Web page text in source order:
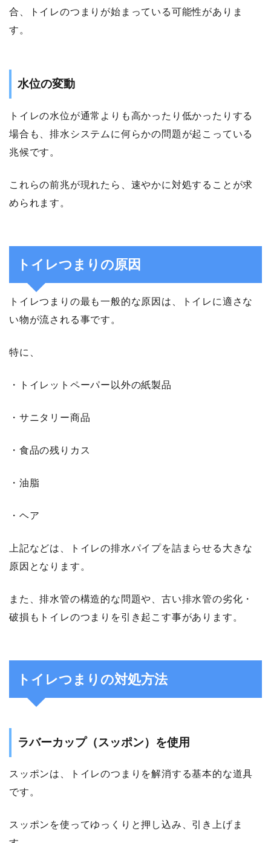
合、トイレのつまりが始まっている可能性がありま
す。
水位の変動
トイレの水位が通常よりも高かったり低かったりする
場合も、排水システムに何らかの問題が起こっている
兆候です。
これらの前兆が現れたら、速やかに対処することが求
められます。
トイレつまりの原因
トイレつまりの最も一般的な原因は、トイレに適さな
い物が流される事です。
特に、
・トイレットペーパー以外の紙製品
・サニタリー商品
・食品の残りカス
・油脂
・ヘア
上記などは、トイレの排水パイプを詰まらせる大きな
原因となります。
また、排水管の構造的な問題や、古い排水管の劣化・
破損もトイレのつまりを引き起こす事があります。
トイレつまりの対処方法
ラバーカップ（スッポン）を使用
スッポンは、トイレのつまりを解消する基本的な道具
です。
スッポンを使ってゆっくりと押し込み、引き上げま